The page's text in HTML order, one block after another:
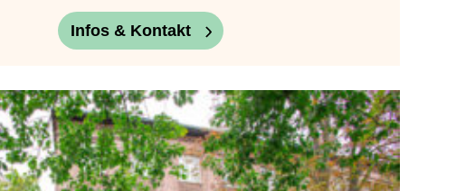
Infos & Kontakt